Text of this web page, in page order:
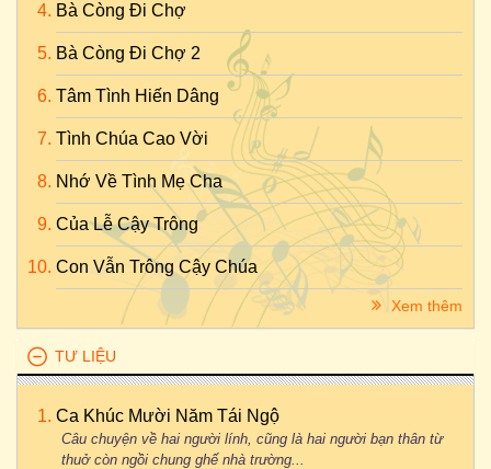
Bà Còng Đi Chợ
Bà Còng Đi Chợ 2
Tâm Tình Hiến Dâng
Tình Chúa Cao Vời
Nhớ Về Tình Mẹ Cha
Của Lễ Cậy Trông
Con Vẫn Trông Cậy Chúa
Xem thêm
TƯ LIỆU
Ca Khúc Mười Năm Tái Ngộ
Câu chuyện về hai người lính, cũng là hai người bạn thân từ
thuở còn ngồi chung ghế nhà trường...